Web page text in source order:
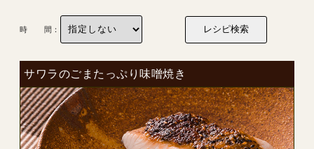
時 間：
サワラのごまたっぷり味噌焼き